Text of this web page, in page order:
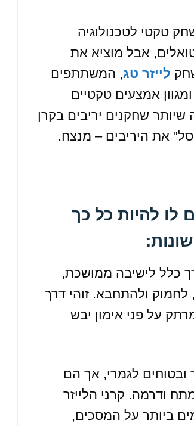
טקטי לטכנולוגיה
אבל מוציא את
לייזר טג, המשתתפים
אמצעים טקטיים
שחקנים יריבים בקרן
את היריבים – מנצח.
לו להיות כל כך
כלל לישיבה ממושכת,
ולהתחבא. זוהי דרך
על פני אימון יבש
ובטוחים לגמרי, אך הם
ודרמה. קרני הלייזר
ביותר על המסכים,